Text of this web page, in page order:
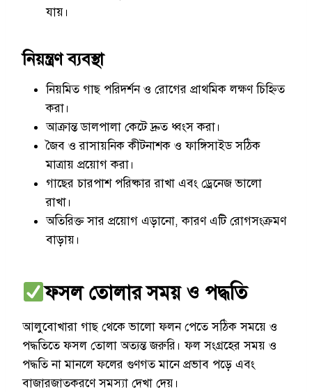
যায়।
নিয়ন্ত্রণ ব্যবস্থা
নিয়মিত গাছ পরিদর্শন ও রোগের প্রাথমিক লক্ষণ চিহ্নিত
করা।
আক্রান্ত ডালপালা কেটে দ্রুত ধ্বংস করা।
জৈব ও রাসায়নিক কীটনাশক ও ফাঙ্গিসাইড সঠিক
মাত্রায় প্রয়োগ করা।
গাছের চারপাশ পরিষ্কার রাখা এবং ড্রেনেজ ভালো
রাখা।
অতিরিক্ত সার প্রয়োগ এড়ানো, কারণ এটি রোগসংক্রমণ
বাড়ায়।
ফসল তোলার সময় ও পদ্ধতি
আলুবোখারা গাছ থেকে ভালো ফলন পেতে সঠিক সময়ে ও
পদ্ধতিতে ফসল তোলা অত্যন্ত জরুরি। ফল সংগ্রহের সময় ও
পদ্ধতি না মানলে ফলের গুণগত মানে প্রভাব পড়ে এবং
বাজারজাতকরণে সমস্যা দেখা দেয়।